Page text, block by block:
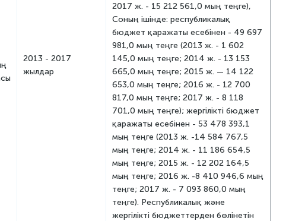
2013 - 2017
жылдар
2017 ж. - 15 212 561,0 мың теңге),
Соның ішінде: республикалық
бюджет қаражаты есебінен - 49 697
981,0 мың теңге (2013 ж. - 1 602
145,0 мың теңге; 2014 ж. - 13 153
665,0 мың теңге; 2015 ж. — 14 122
653,0 мың теңге; 2016 ж. - 12 700
817,0 мың теңге; 2017 ж. - 8 118
701,0 мың теңге); жергілікті бюджет
қаражаты есебінен - 53 478 393,1
мың теңге (2013 ж. -14 584 767,5
мың теңге; 2014 ж. - 11 186 654,5
мың теңге; 2015 ж. - 12 202 164,5
мың теңге; 2016 ж. -8 410 946,6 мың
теңге; 2017 ж. - 7 093 860,0 мың
теңге). Республикалық және
жергілікті бюджеттерден бөлінетін